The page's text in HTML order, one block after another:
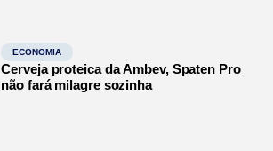
ECONOMIA
Cerveja proteica da Ambev, Spaten Pro
não fará milagre sozinha